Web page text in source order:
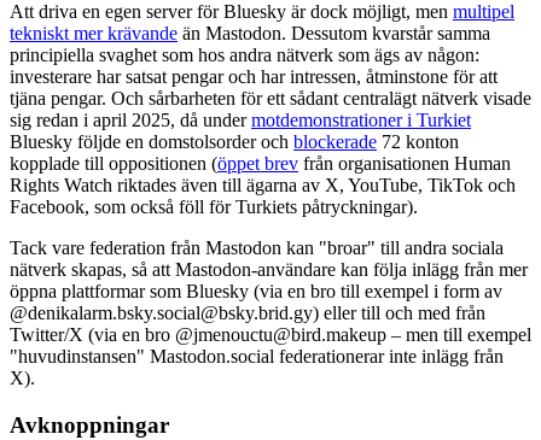
Att driva en egen server för Bluesky är dock möjligt, men multipel
tekniskt mer krävande än Mastodon. Dessutom kvarstår samma
principiella svaghet som hos andra nätverk som ägs av någon:
investerare har satsat pengar och har intressen, åtminstone för att
tjäna pengar. Och sårbarheten för ett sådant centralägt nätverk visade
sig redan i april 2025, då undermotdemonstrationer i Turkiet
Bluesky följde en domstolsorder och blockerade 72 konton
kopplade till oppositionen (öppet brev från organisationen Human
Rights Watch riktades även till ägarna av X, YouTube, TikTok och
Facebook, som också föll för Turkiets påtryckningar).
Tack vare federation från Mastodon kan "broar" till andra sociala
nätverk skapas, så att Mastodon-användare kan följa inlägg från mer
öppna plattformar som Bluesky (via en bro till exempel i form av
@denikalarm.bsky.social@bsky.brid.gy) eller till och med från
Twitter/X (via en bro @jmenouctu@bird.makeup – men till exempel
"huvudinstansen" Mastodon.social federationerar inte inlägg från
X).
Avknoppningar